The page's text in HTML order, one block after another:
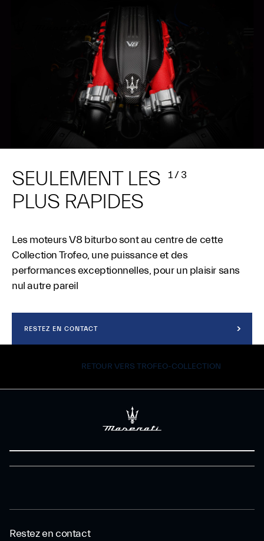
SEULEMENT LES
PLUS RAPIDES
1/3
Les moteurs V8 biturbo sont au centre de cette
Collection Trofeo, une puissance et des
performances exceptionnelles, pour un plaisir sans
nul autre pareil
RESTEZ EN CONTACT
RETOUR VERS TROFEO-COLLECTION
Restez en contact